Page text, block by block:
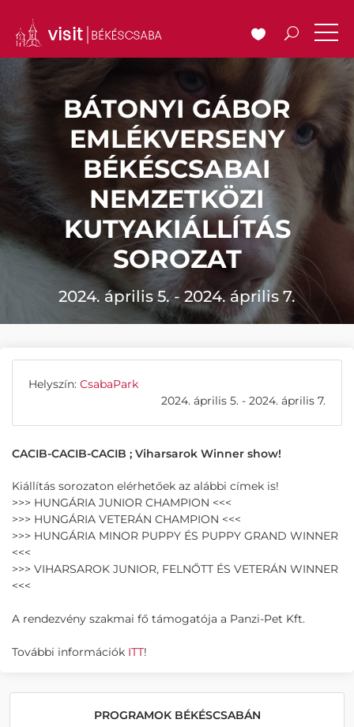
BÁTONYI GÁBOR
EMLÉKVERSENY
BÉKÉSCSABAI
NEMZETKÖZI
KUTYAKIÁLLÍTÁS
SOROZAT
2024. április 5. - 2024. április 7.
Helyszín: CsabaPark
2024. április 5. - 2024. április 7.
CACIB-CACIB-CACIB ; Viharsarok Winner show!
Kiállítás sorozaton elérhetőek az alábbi címek is!
>>> HUNGÁRIA JUNIOR CHAMPION <<<
>>> HUNGÁRIA VETERÁN CHAMPION <<<
>>> HUNGÁRIA MINOR PUPPY ÉS PUPPY GRAND WINNER
<<<
>>> VIHARSAROK JUNIOR, FELNŐTT ÉS VETERÁN WINNER
<<<
A rendezvény szakmai fő támogatója a Panzi-Pet Kft.
További információk ITT!
PROGRAMOK BÉKÉSCSABÁN